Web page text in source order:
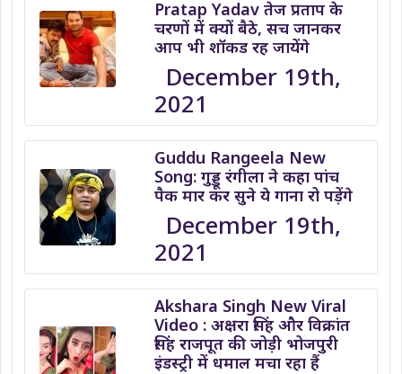
Pratap Yadav तेज प्रताप के
चरणों में क्यों बैठे, सच जानकर
आप भी शॉकड रह जायेंगे
December 19th,
2021
Guddu Rangeela New
Song: गुड्डू रंगीला ने कहा पांच
पैक मार कर सुने ये गाना रो पड़ेंगे
December 19th,
2021
Akshara Singh New Viral
Video : अक्षरा सिंह और विक्रांत
सिंह राजपूत की जोड़ी भोजपुरी
इंडस्ट्री में धमाल मचा रहा हैं